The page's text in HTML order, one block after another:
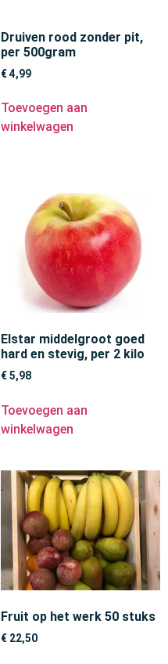
Druiven rood zonder pit,
per 500gram
€4,99
Toevoegen aan
winkelwagen
Elstar middelgroot goed
hard en stevig, per 2 kilo
€5,98
Toevoegen aan
winkelwagen
Fruit op het werk 50 stuks
€ 22,50